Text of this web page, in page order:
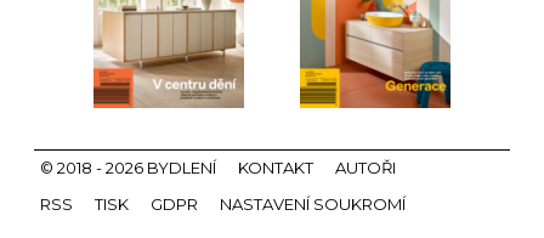
© 2018 - 2026 BYDLENÍ KONTAKT
AUTOŘI
RSS
TISK GDPR NASTAVENÍ SOUKROMÍ